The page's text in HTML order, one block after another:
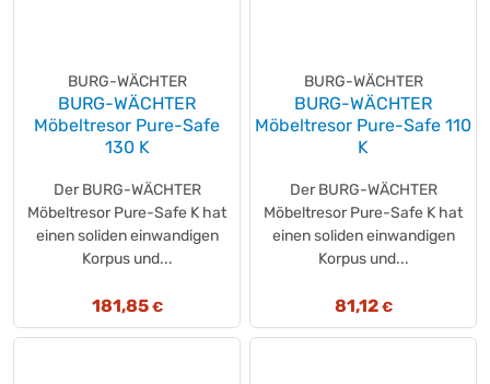
BURG-WÄCHTER
BURG-WÄCHTER
Möbeltresor Pure-Safe
130 K
Der BURG-WÄCHTER
Möbeltresor Pure-Safe K hat
einen soliden einwandigen
Korpus und...
181,85€
BURG-WÄCHTER
BURG-WÄCHTER
Möbeltresor Pure-Safe 110
K
Der BURG-WÄCHTER
Möbeltresor Pure-Safe K hat
einen soliden einwandigen
Korpus und...
81,12€